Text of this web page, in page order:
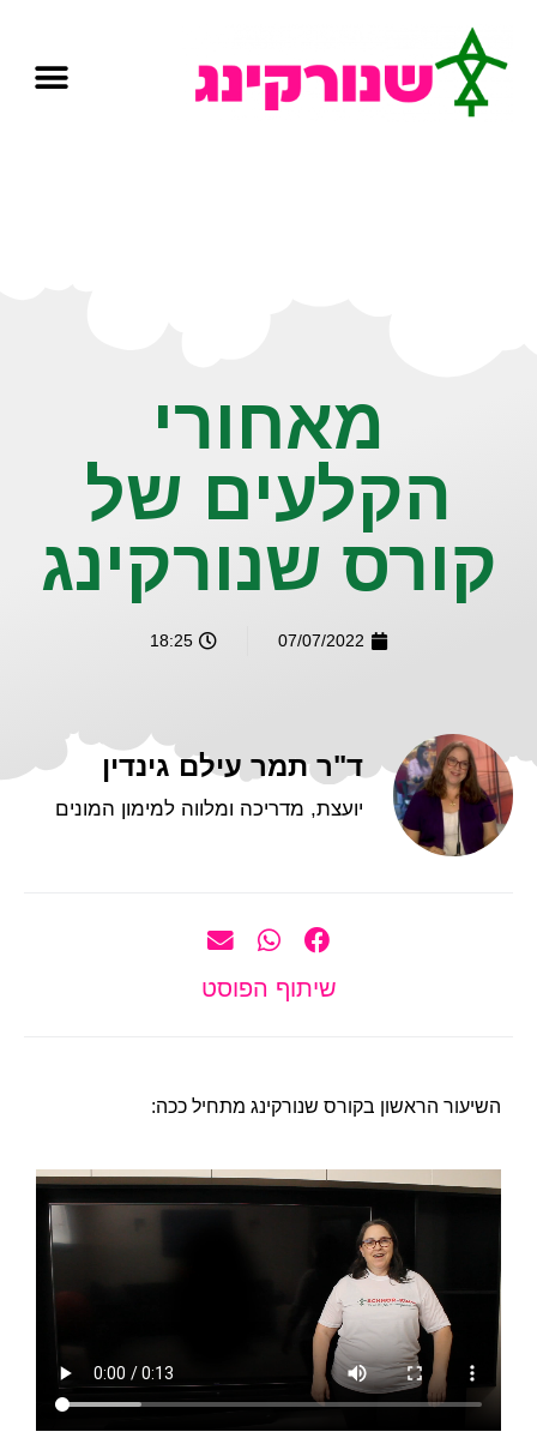
מאחורי
הקלעים של
קורס שנורקינג
07/07/2022
18:25
ד"ר תמר עילם גינדין
יועצת, מדריכה ומלווה למימון המונים
שיתוף הפוסט
השיעור הראשון בקורס שנורקינג מתחיל ככה: